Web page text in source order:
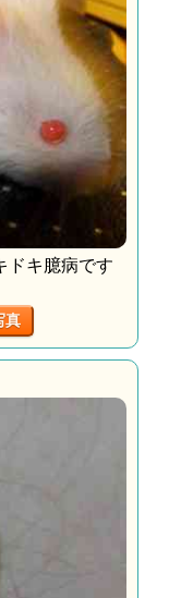
ドキ臆病です
真